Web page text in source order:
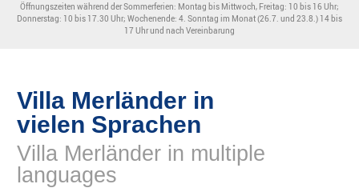
Öffnungszeiten während der Sommerferien: Montag bis Mittwoch, Freitag: 10 bis 16 Uhr;
Donnerstag: 10 bis 17.30 Uhr; Wochenende: 4. Sonntag im Monat (26.7. und 23.8.) 14 bis
17 Uhr und nach Vereinbarung
Villa Merländer in
vielen Sprachen
Villa Merländer in multiple
languages